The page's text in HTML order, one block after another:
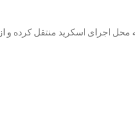
محل اجرای اسکرید منتقل